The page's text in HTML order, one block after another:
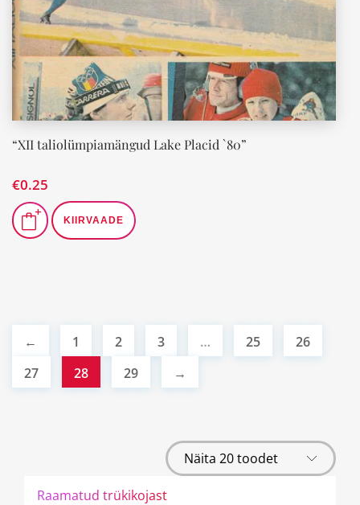
“XII taliolümpiamängud Lake Placid `80”
€0.25
KIIRVAADE
← 1 2 3 … 25
26
27
28 29 →
Raamatud trükikojast